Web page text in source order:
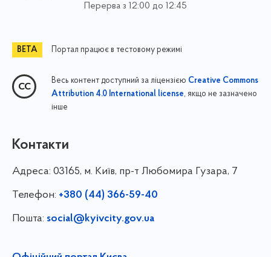
Перерва з 12:00 до 12:45
Портал працює в тестовому режимі
Весь контент доступний за ліцензією Creative Commons
Attribution 4.0 International license, якщо не зазначено
інше
Контакти
Адреса: 03165, м. Київ, пр-т Любомира Гузара, 7
Телефон: +380 (44) 366-59-40
Пошта: social@kyivcity.gov.ua